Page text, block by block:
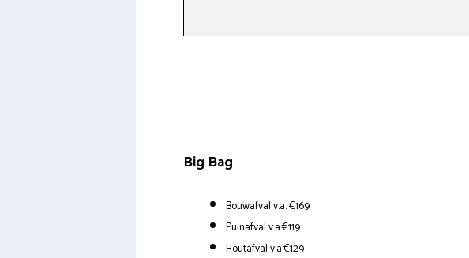
Big Bag
Bouwafval v.a. €169
Puinafval v.a.€119
Houtafval v.a.€129